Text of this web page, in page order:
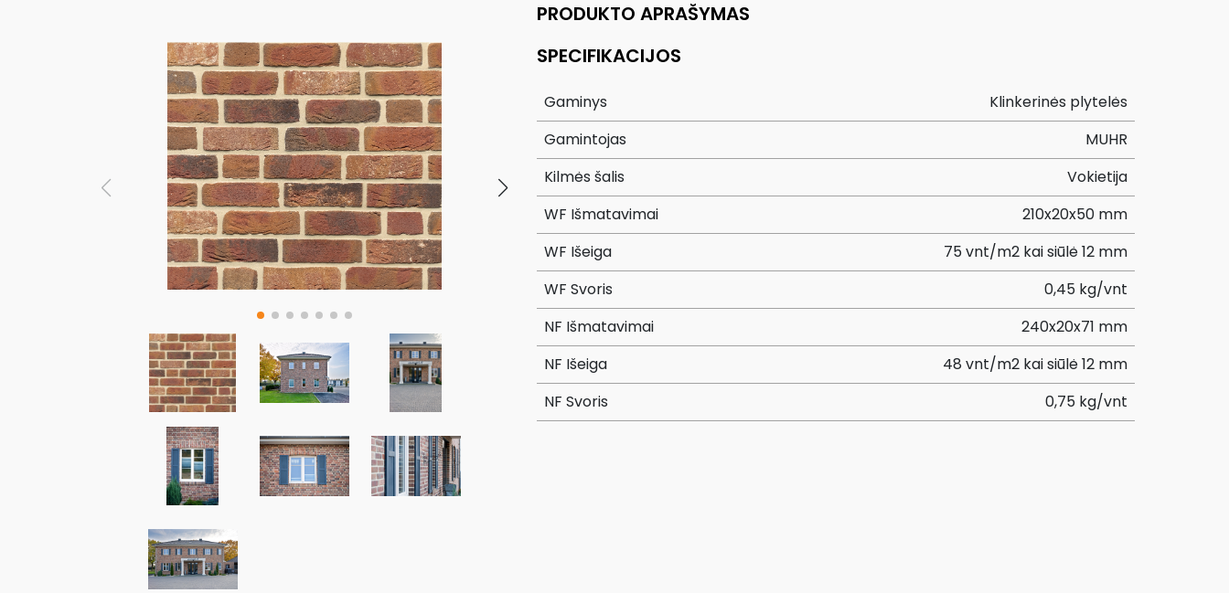
PRODUKTO APRAŠYMAS
SPECIFIKACIJOS
Gaminys
Klinkerinės plytelės
Gamintojas
MUHR
Kilmės šalis
Vokietija
WF Išmatavimai
210x20x50 mm
WF Išeiga
75 vnt/m2 kai siūlė 12 mm
WF Svoris
0,45 kg/vnt
NF Išmatavimai
240x20x71 mm
NF Išeiga
48 vnt/m2 kai siūlė 12 mm
NF Svoris
0,75 kg/vnt